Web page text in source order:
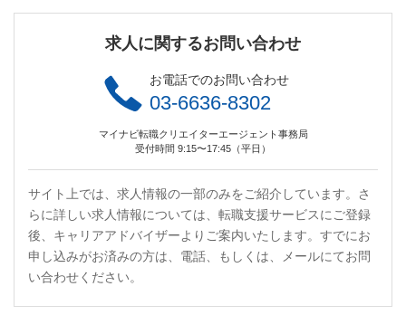
求人に関するお問い合わせ
お電話でのお問い合わせ
03-6636-8302
マイナビ転職クリエイターエージェント事務局
受付時間 9:15〜17:45（平日）
サイト上では、求人情報の一部のみをご紹介しています。さ
らに詳しい求人情報については、転職支援サービスにご登録
後、キャリアアドバイザーよりご案内いたします。すでにお
申し込みがお済みの方は、電話、もしくは、メールにてお問
い合わせください。